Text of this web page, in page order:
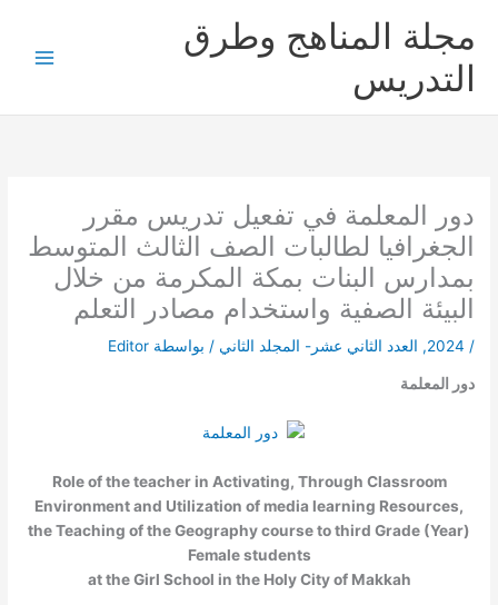
المحتوى
مجلة المناهج وطرق
التدريس
دور المعلمة في تفعيل تدريس مقرر
الجغرافيا لطالبات الصف الثالث المتوسط
بمدارس البنات بمكة المكرمة من خلال
البيئة الصفية واستخدام مصادر التعلم
/
2024
, العدد الثاني عشر- المجلد الثاني / بواسطة Editor
دور المعلمة
Role of the teacher in Activating, Through Classroom
Environment and Utilization of media learning Resources,
the Teaching of the Geography course to third Grade (Year)
Female students
at the Girl School in the Holy City of Makkah